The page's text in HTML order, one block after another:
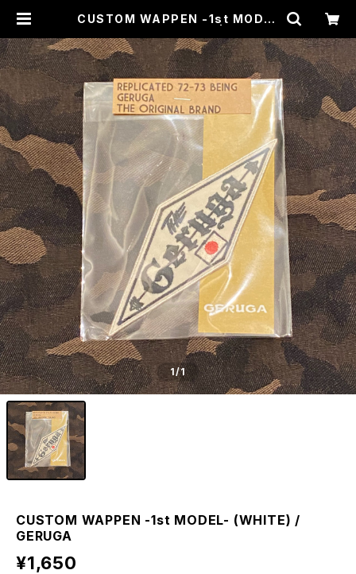
CUSTOM WAPPEN -1st MODEL
ROAD BLUES
1/1
CUSTOM WAPPEN -1st MODEL- (WHITE) /
GERUGA
¥1,650